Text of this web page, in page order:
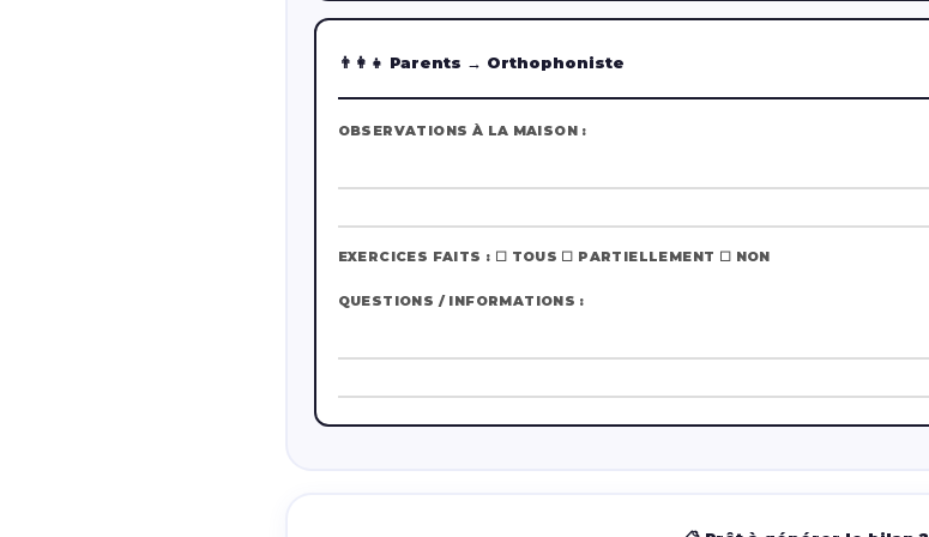
👨‍👩‍👧 Parents → Orthophoniste
OBSERVATIONS À LA MAISON :
EXERCICES FAITS : ☐ TOUS ☐ PARTIELLEMENT ☐ NON
QUESTIONS / INFORMATIONS :